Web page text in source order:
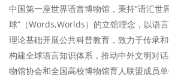
中国第一座世界语言博物馆，秉持“语汇世
球”（Words,Worlds）的立馆理念，以语
理论基础开展公共科普教育，致力于传承
构建全球语言知识体系，推动中外文明对
物馆协会和全国高校博物馆育人联盟成员